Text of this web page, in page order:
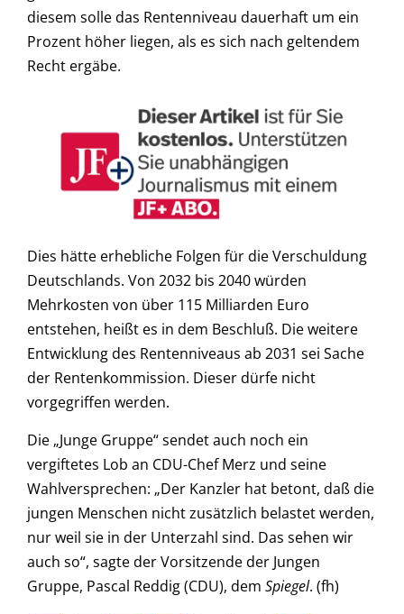
diesem solle das Rentenniveau dauerhaft um ein
Prozent höher liegen, als es sich nach geltendem
Recht ergäbe.
Dies hätte erhebliche Folgen für die Verschuldung
Deutschlands. Von 2032 bis 2040 würden
Mehrkosten von über 115 Milliarden Euro
entstehen, heißt es in dem Beschluß. Die weitere
Entwicklung des Rentenniveaus ab 2031 sei Sache
der Rentenkommission. Dieser dürfe nicht
vorgegriffen werden.
Die „Junge Gruppe“ sendet auch noch ein
vergiftetes Lob an CDU-Chef Merz und seine
Wahlversprechen: „Der Kanzler hat betont, daß die
jungen Menschen nicht zusätzlich belastet werden,
nur weil sie in der Unterzahl sind. Das sehen wir
auch so“, sagte der Vorsitzende der Jungen
Gruppe, Pascal Reddig (CDU), dem Spiegel. (fh)